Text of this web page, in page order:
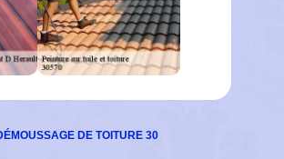
DE TOITURE 30